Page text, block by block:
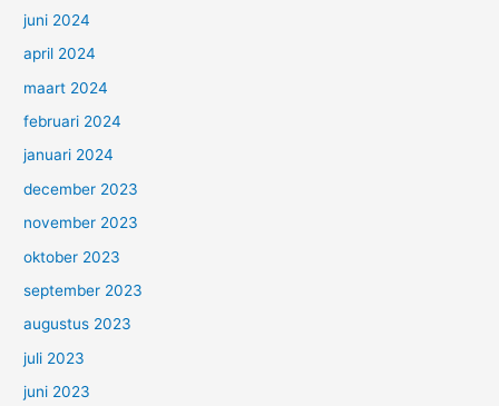
juni 2024
april 2024
maart 2024
februari 2024
januari 2024
december 2023
november 2023
oktober 2023
september 2023
augustus 2023
juli 2023
juni 2023